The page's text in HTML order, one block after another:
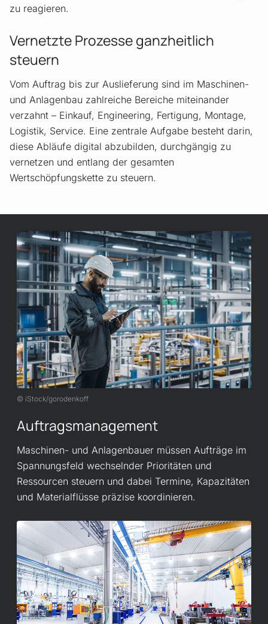
zu reagieren.
Vernetzte Prozesse ganzheitlich
steuern
Vom Auftrag bis zur Auslieferung sind im Maschinen-
und Anlagenbau zahlreiche Bereiche miteinander
verzahnt – Einkauf, Engineering, Fertigung, Montage,
Logistik, Service. Eine zentrale Aufgabe besteht darin,
diese Abläufe digital abzubilden, durchgängig zu
vernetzen und entlang der gesamten
Wertschöpfungskette zu steuern.
iStock/gorodenkoff
Auftragsmanagement
Maschinen- und Anlagenbauer müssen Aufträge im
Spannungsfeld wechselnder Prioritäten und
Ressourcen steuern und dabei Termine, Kapazitäten
und Materialflüsse präzise koordinieren.